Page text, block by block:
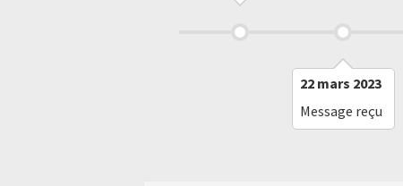
22 mars 2023
Message reçu